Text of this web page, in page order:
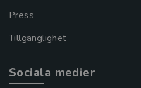
Press
Tillgänglighet
Sociala medier